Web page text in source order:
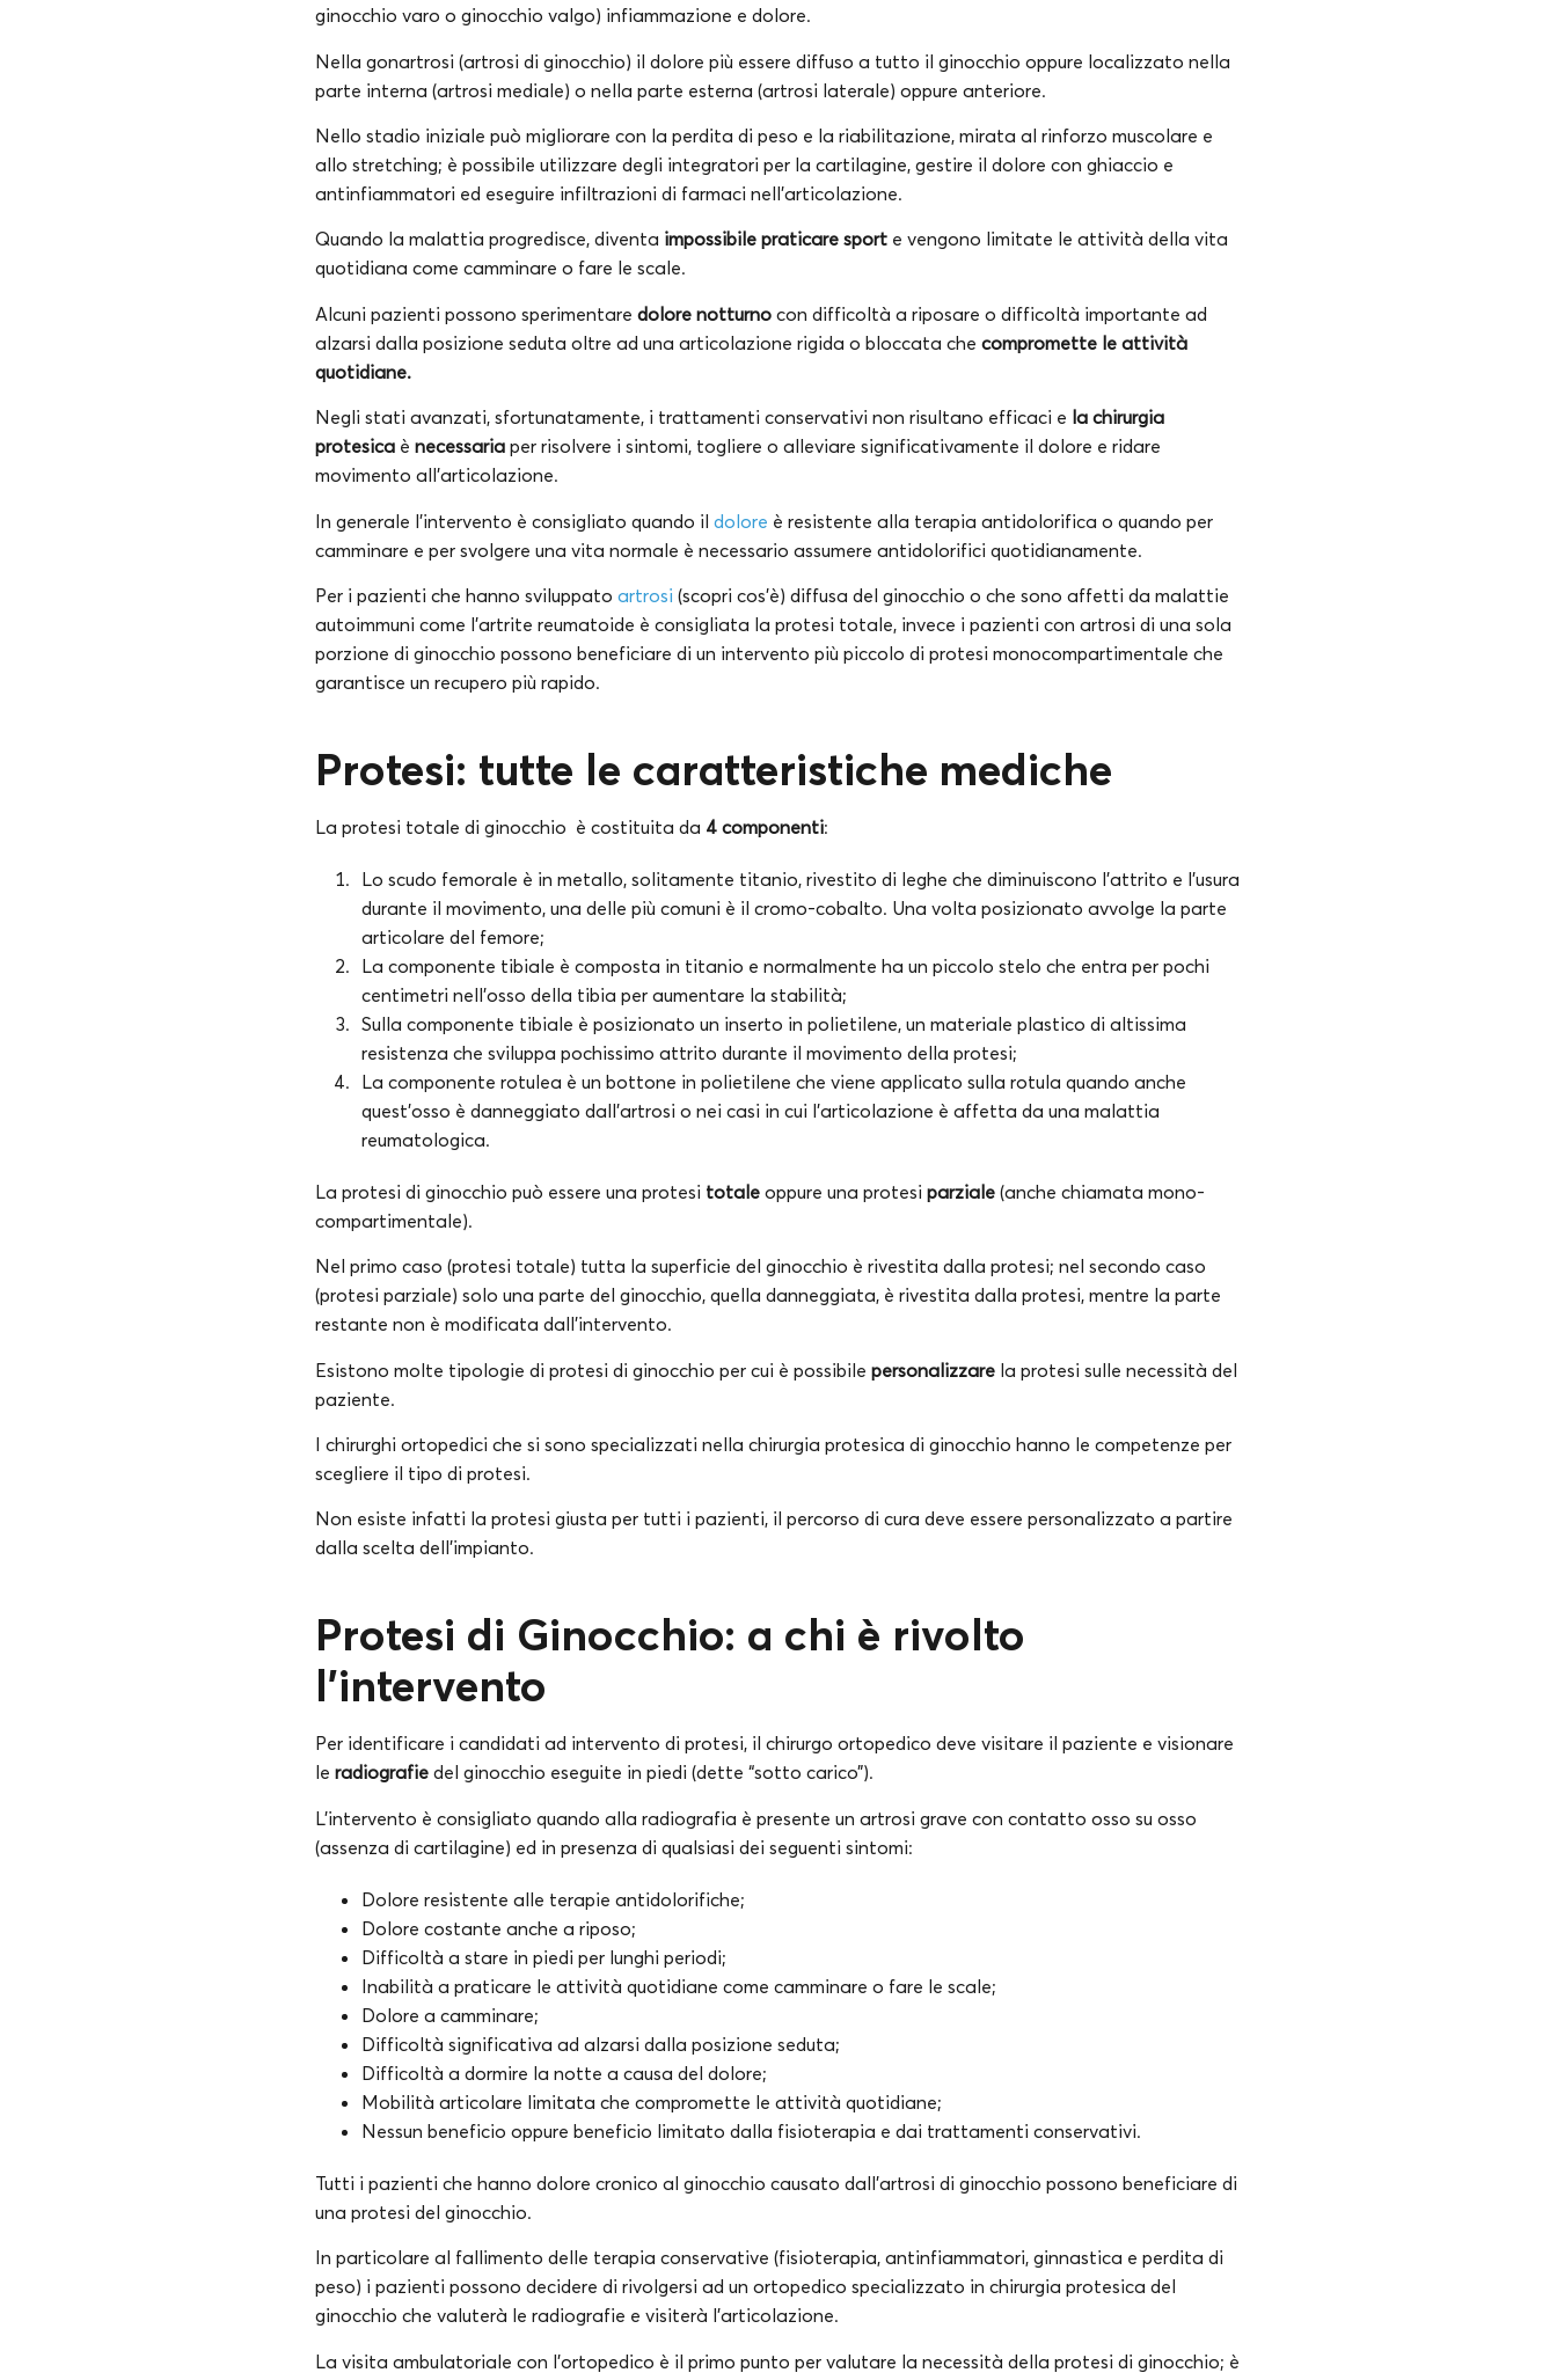
ginocchio varo o ginocchio valgo) infiammazione e dolore.
Nella gonartrosi (artrosi di ginocchio) il dolore più essere diffuso a tutto il ginocchio oppure localizzato nella
parte interna (artrosi mediale) o nella parte esterna (artrosi laterale) oppure anteriore.
Nello stadio iniziale può migliorare con la perdita di peso e la riabilitazione, mirata al rinforzo muscolare e
allo stretching; è possibile utilizzare degli integratori per la cartilagine, gestire il dolore con ghiaccio e
antinfiammatori ed eseguire infiltrazioni di farmaci nell’articolazione.
Quando la malattia progredisce, diventa impossibile praticare sport e vengono limitate le attività della vita
quotidiana come camminare o fare le scale.
Alcuni pazienti possono sperimentare dolore notturno con difficoltà a riposare o difficoltà importante ad
alzarsi dalla posizione seduta oltre ad una articolazione rigida o bloccata che compromette le attività
quotidiane.
Negli stati avanzati, sfortunatamente, i trattamenti conservativi non risultano efficaci e la chirurgia
protesica è necessaria per risolvere i sintomi, togliere o alleviare significativamente il dolore e ridare
movimento all’articolazione.
In generale l’intervento è consigliato quando il dolore è resistente alla terapia antidolorifica o quando per
camminare e per svolgere una vita normale è necessario assumere antidolorifici quotidianamente.
Per i pazienti che hanno sviluppato artrosi (scopri cos’è) diffusa del ginocchio o che sono affetti da malattie
autoimmuni come l’artrite reumatoide è consigliata la protesi totale, invece i pazienti con artrosi di una sola
porzione di ginocchio possono beneficiare di un intervento più piccolo di protesi monocompartimentale che
garantisce un recupero più rapido.
Protesi: tutte le caratteristiche mediche
La protesi totale di ginocchio è costituita da 4 componenti:
Lo scudo femorale è in metallo, solitamente titanio, rivestito di leghe che diminuiscono l’attrito e l’usura
durante il movimento, una delle più comuni è il cromo-cobalto. Una volta posizionato avvolge la parte
articolare del femore;
La componente tibiale è composta in titanio e normalmente ha un piccolo stelo che entra per pochi
centimetri nell’osso della tibia per aumentare la stabilità;
Sulla componente tibiale è posizionato un inserto in polietilene, un materiale plastico di altissima
resistenza che sviluppa pochissimo attrito durante il movimento della protesi;
La componente rotulea è un bottone in polietilene che viene applicato sulla rotula quando anche
quest’osso è danneggiato dall’artrosi o nei casi in cui l’articolazione è affetta da una malattia
reumatologica.
La protesi di ginocchio può essere una protesi totale oppure una protesi parziale (anche chiamata mono-
compartimentale).
Nel primo caso (protesi totale) tutta la superficie del ginocchio è rivestita dalla protesi; nel secondo caso
(protesi parziale) solo una parte del ginocchio, quella danneggiata, è rivestita dalla protesi, mentre la parte
restante non è modificata dall’intervento.
Esistono molte tipologie di protesi di ginocchio per cui è possibile personalizzare la protesi sulle necessità del
paziente.
I chirurghi ortopedici che si sono specializzati nella chirurgia protesica di ginocchio hanno le competenze per
scegliere il tipo di protesi.
Non esiste infatti la protesi giusta per tutti i pazienti, il percorso di cura deve essere personalizzato a partire
dalla scelta dell’impianto.
Protesi di Ginocchio: a chi è rivolto
l’intervento
Per identificare i candidati ad intervento di protesi, il chirurgo ortopedico deve visitare il paziente e visionare
le radiografie del ginocchio eseguite in piedi (dette “sotto carico”).
L’intervento è consigliato quando alla radiografia è presente un artrosi grave con contatto osso su osso
(assenza di cartilagine) ed in presenza di qualsiasi dei seguenti sintomi:
Dolore resistente alle terapie antidolorifiche;
Dolore costante anche a riposo;
Difficoltà a stare in piedi per lunghi periodi;
Inabilità a praticare le attività quotidiane come camminare o fare le scale;
Dolore a camminare;
Difficoltà significativa ad alzarsi dalla posizione seduta;
Difficoltà a dormire la notte a causa del dolore;
Mobilità articolare limitata che compromette le attività quotidiane;
Nessun beneficio oppure beneficio limitato dalla fisioterapia e dai trattamenti conservativi.
Tutti i pazienti che hanno dolore cronico al ginocchio causato dall’artrosi di ginocchio possono beneficiare di
una protesi del ginocchio.
In particolare al fallimento delle terapia conservative (fisioterapia, antinfiammatori, ginnastica e perdita di
peso) i pazienti possono decidere di rivolgersi ad un ortopedico specializzato in chirurgia protesica del
ginocchio che valuterà le radiografie e visiterà l’articolazione.
La visita ambulatoriale con l’ortopedico è il primo punto per valutare la necessità della protesi di ginocchio; è